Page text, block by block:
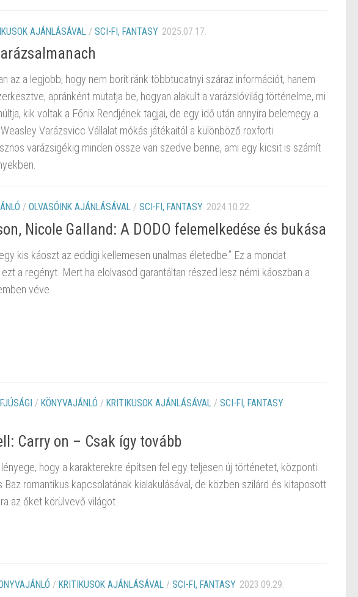
AJÁNLÁSÁVAL / SCI-FI, FANTASY 2025.07.17.
az a legjobb, hogy nem borít ránk többtucatnyi száraz információt, hanem
apránként mutatja be, hogyan alakult a varázslóvilág történelme, mi
kik voltak a Főnix Rendjének tagjai, de egy idő után annyira belemegy a
Varázsvicc Vállalat mókás játékaitól a különböző roxforti
varázsigékig minden össze van szedve benne, ami egy kicsit is számít
/ OLVASÓINK AJÁNLÁSÁVAL / SCI-FI, FANTASY 2024.10.22.
Nicole Galland: A DODO felemelkedése és bukása
kis káoszt az eddigi kellemesen unalmas életedbe.” Ez a mondat
a regényt. Mert ha elolvasod garantáltan részed lesz némi káoszban a
véve.
/ KÖNYVAJÁNLÓ / KRITIKUSOK AJÁNLÁSÁVAL / SCI-FI, FANTASY
Carry on – Csak így tovább
hogy a karakterekre építsen fel egy teljesen új történetet, központi
Baz romantikus kapcsolatának kialakulásával, de közben szilárd és kitaposott
az őket körülvevő világot.
/ KRITIKUSOK AJÁNLÁSÁVAL / SCI-FI, FANTASY 2023.09.29.